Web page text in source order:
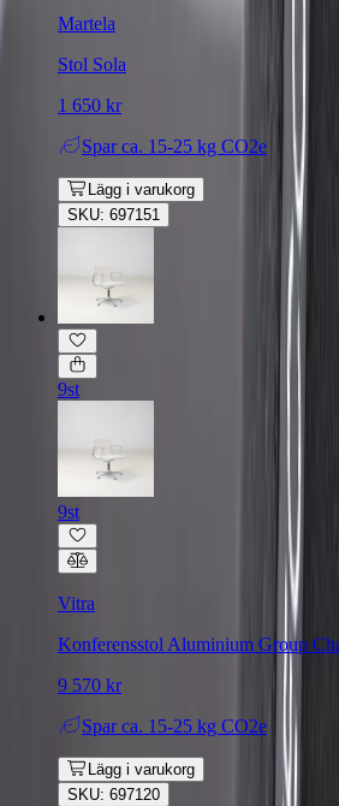
Martela
Stol Sola
1 650 kr
Spar ca. 15-25 kg CO2e
Lägg i varukorg
SKU: 697151
9st
9st
Vitra
Konferensstol Aluminium Group
9 570 kr
Spar ca. 15-25 kg CO2e
Lägg i varukorg
SKU: 697120